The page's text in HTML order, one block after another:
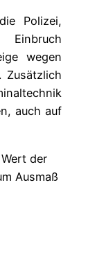
Polizei,
wegen
Zusätzlich
auch auf
der
Ausmaß